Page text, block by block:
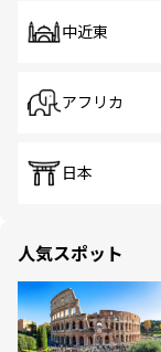
中近東
アフリカ
日本
人気スポット